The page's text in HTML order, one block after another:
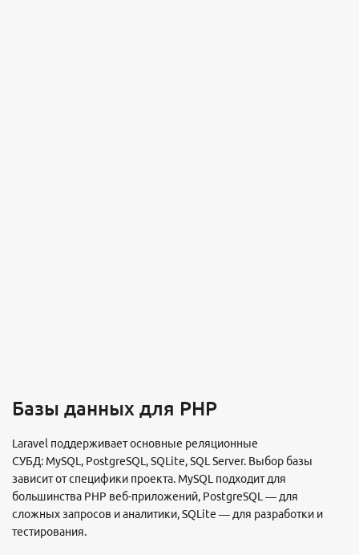
Базы данных для PHP
Laravel поддерживает основные реляционные
СУБД: MySQL, PostgreSQL, SQLite, SQL Server. Выбор базы
зависит от специфики проекта. MySQL подходит для
большинства PHP веб-приложений, PostgreSQL — для
сложных запросов и аналитики, SQLite — для разработки и
тестирования.